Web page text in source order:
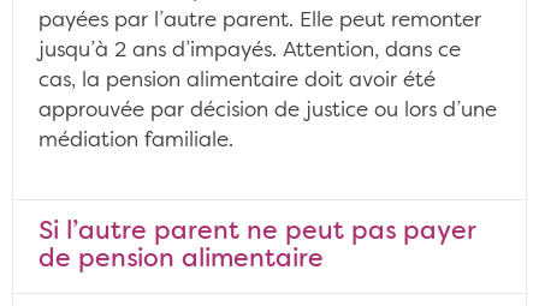
payées par l’autre parent. Elle peut remonter
jusqu’à 2 ans d’impayés. Attention, dans ce
cas, la pension alimentaire doit avoir été
approuvée par décision de justice ou lors d’une
médiation familiale.
Si l’autre parent ne peut pas payer
de pension alimentaire